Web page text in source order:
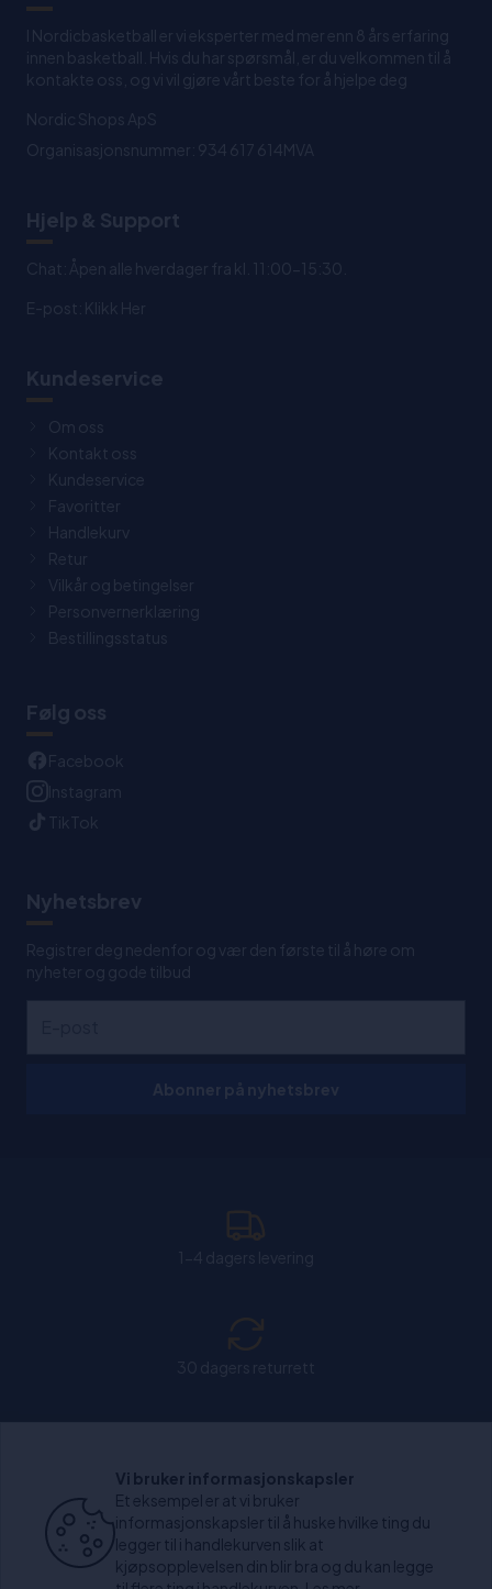
I Nordicbasketball er vi eksperter med mer enn 8 års erfaring
innen basketball. Hvis du har spørsmål, er du velkommen til å
kontakte oss, og vi vil gjøre vårt beste for å hjelpe deg
Nordic Shops ApS
Organisasjonsnummer: 934 617 614MVA
Hjelp & Support
Chat: Åpen alle hverdager fra kl. 11:00-15:30.
E-post: Klikk Her
Kundeservice
Om oss
Kontakt oss
Kundeservice
Favoritter
Handlekurv
Retur
Vilkår og betingelser
Personvernerklæring
Bestillingsstatus
Følg oss
Facebook
Instagram
TikTok
Nyhetsbrev
Registrer deg nedenfor og vær den første til å høre om
nyheter og gode tilbud
Chat: Åpen alle hverdager fra kl. 11:00-15:30.
Vi bruker informasjonskapsler
Et eksempel er at vi bruker
informasjonskapsler til å huske hvilke ting du
legger til i handlekurven slik at
kjøpsopplevelsen din blir bra og du kan legge